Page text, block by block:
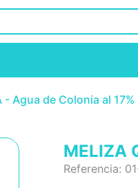
- Agua de Colonia al 17%
MELIZA
Referencia: